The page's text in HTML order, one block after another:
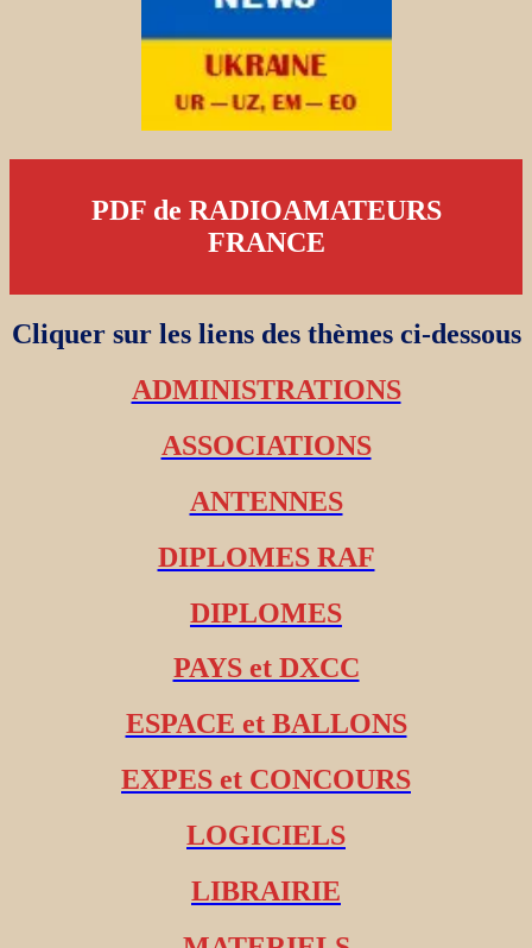
PDF de RADIOAMATEURS
FRANCE
Cliquer sur les liens des thèmes ci-dessous
ADMINISTRATIONS
ASSOCIATIONS
ANTENNES
DIPLOMES RAF
DIPLOMES
PAYS et DXCC
ESPACE et BALLONS
EXPES et CONCOURS
LOGICIELS
LIBRAIRIE